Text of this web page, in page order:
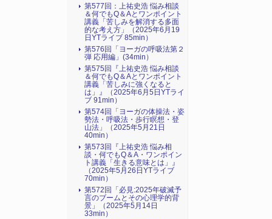
第577回：上祐史浩 悩み相談
＆何でもQ＆Aとワンポイント
講義「苦しみを解消する多面
的な考え方」（2025年6月19
日YTライブ 85min）
第576回「ヨーガの呼吸法第２
弾 応用編」(34min）
第575回『上祐史浩 悩み相談
＆何でもQ＆Aとワンポイント
講義「苦しみに強くなると
は」』（2025年6月5日YTライ
ブ 91min）
第574回「ヨーガの体操法・姿
勢法・呼吸法・歩行瞑想・登
山法」（2025年5月21日
40min）
第573回『上祐史浩 悩み相
談・何でもQ＆A・ワンポイン
ト講義「生きる意味とは」』
（2025年5月26日YTライブ
70min）
第572回「必見:2025年破滅予
言のブームとその心理学的背
景」（2025年5月14日
33min）